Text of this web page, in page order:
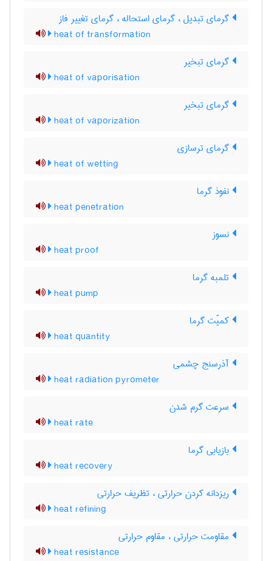
گرمای تبدیل ، گرمای استحاله ، گرمای تغییر فاز
heat of transformation
گرمای تبخیر
heat of vaporisation
گرمای تبخیر
heat of vaporization
گرمای ترسازی
heat of wetting
نفوذ گرما
heat penetration
نسوز
heat proof
تلمبه گرما
heat pump
کمیّت گرما
heat quantity
آذرسنج چشمی
heat radiation pyrometer
سرعت گرم شدن
heat rate
بازیابی گرما
heat recovery
ریزدانه کردن حرارتی ، تظریف حرارتی
heat refining
مقاومت حرارتی ، مقاوم حرارتی
heat resistance